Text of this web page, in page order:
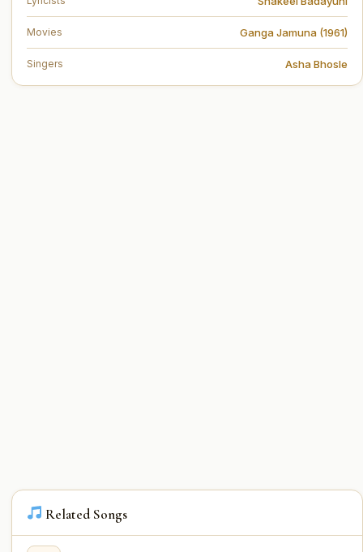
Movies Ganga Jamuna (1961)
Singers Asha Bhosle
Related Songs